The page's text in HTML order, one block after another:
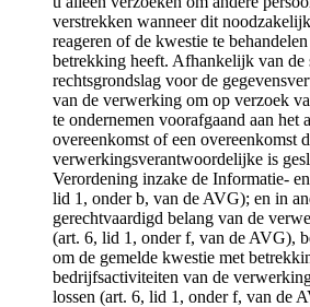
verstrekken wanneer dit
reageren of de kwestie te
betrekking heeft. Afhankelijk van de
rechtsgrondslag voor de
van de verwerking om op verzoek
te ondernemen voorafgaand aan het
overeenkomst of een overeenkomst
verwerkingsverantwoordelijke is
Verordening inzake de Informatie-
lid 1, onder b, van de AVG); en in
gerechtvaardigd belang van de
(art. 6, lid 1, onder f, van de AVG),
om de gemelde kwestie met
bedrijfsactiviteiten van de
lossen (art. 6, lid 1, onder f, van de